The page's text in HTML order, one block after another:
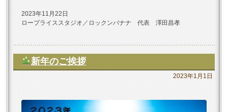
2023年11月22日
ロープライススタジオ／ロックンバナナ 代表 澤田昌孝
新年のご挨拶
2023年1月1日